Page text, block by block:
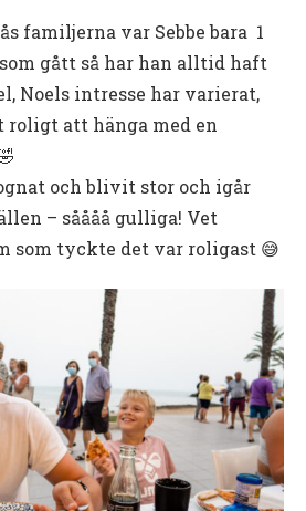
familjerna var Sebbe bara 1
gått så har han alltid haft
Noels intresse har varierat,
att hänga med en
och blivit stor och igår
– såååå gulliga! Vet
som tyckte det var roligast 😅